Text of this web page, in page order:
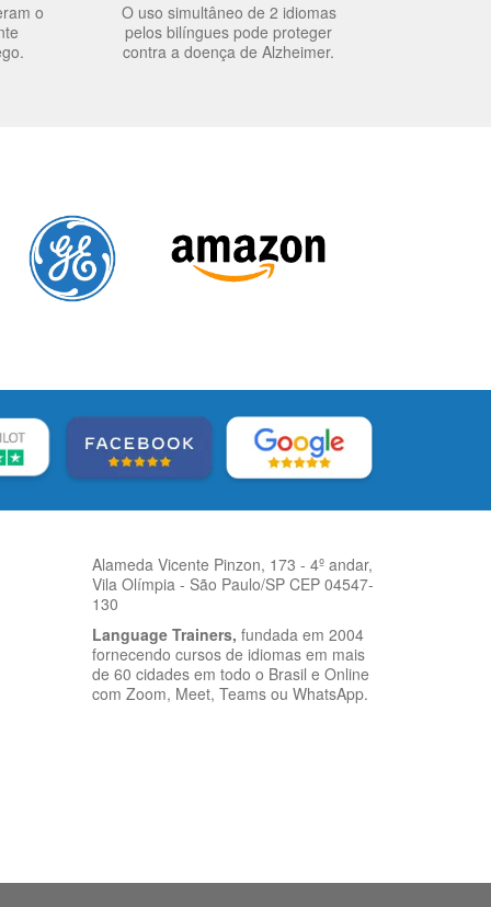
o
O uso simultâneo de 2 idiomas
pelos bilíngues pode proteger
contra a doença de Alzheimer.
Alameda Vicente Pinzon, 173 - 4º andar,
Vila Olímpia - São Paulo/SP CEP 04547-
130
Language Trainers, fundada em 2004
fornecendo cursos de idiomas em mais
de 60 cidades em todo o Brasil e Online
com Zoom, Meet, Teams ou WhatsApp.